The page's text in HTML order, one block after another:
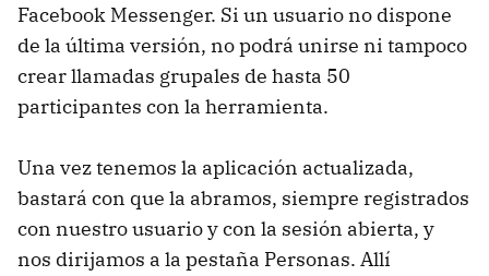
Facebook Messenger. Si un usuario no dispone
de la última versión, no podrá unirse ni tampoco
crear llamadas grupales de hasta 50
participantes con la herramienta.
Una vez tenemos la aplicación actualizada,
bastará con que la abramos, siempre registrados
con nuestro usuario y con la sesión abierta, y
nos dirijamos a la pestaña Personas. Allí